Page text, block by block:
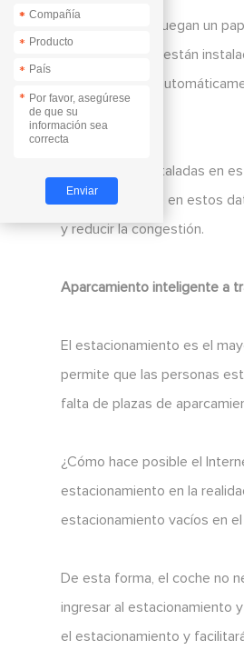
Los semáforos juegan un
meteorológicos están
pueden ajustar
específicas.
Las cámaras instaladas en
fondo. Con base en estos
y reducir la congestión.
Aparcamiento inteligente a
El estacionamiento es el
permite que las personas
falta de plazas de
¿Cómo hace posible el
estacionamiento en la
estacionamiento vacíos en
De esta forma, el coche no
ingresar al estacionamiento
el estacionamiento y
*
*
*
*
*